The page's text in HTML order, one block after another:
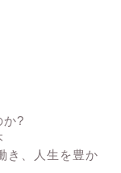
か?
き、人生を豊か